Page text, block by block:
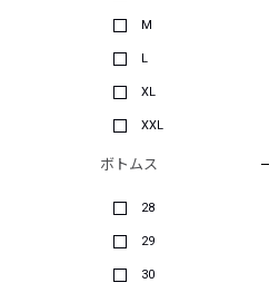
M
L
XL
XXL
ボトムス
28
29
30